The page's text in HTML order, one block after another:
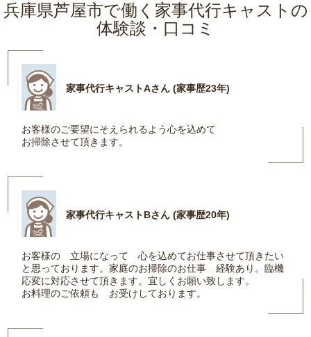
兵庫県芦屋市で働く家事代行キャストの
体験談・口コミ
家事代行キャストAさん (家事歴23年)
お客様のご要望にそえられるよう心を込めて
お掃除させて頂きます。
家事代行キャストBさん (家事歴20年)
お客様の 立場になって 心を込めてお仕事させて頂きたい
と思っております。家庭のお掃除のお仕事 経験あり。臨機
応変に対応させて頂きます。宜しくお願い致します。
お料理のご依頼も お受けしております。